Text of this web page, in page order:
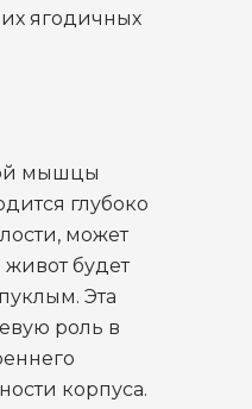
ягодичных
мышцы
глубоко
может
живот будет
Эта
роль в
корпуса.